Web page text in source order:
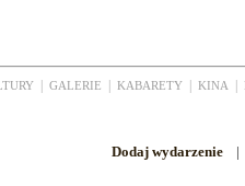
GALERIE KABARETY KINA
Dodaj wydarzenie |